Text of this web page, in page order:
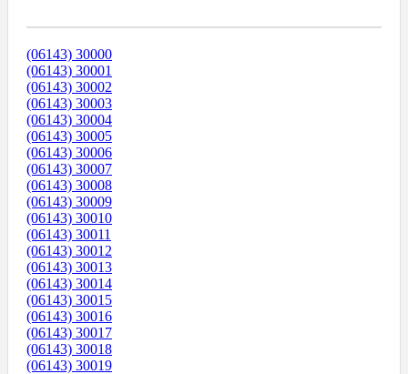
(06143) 30000
(06143) 30001
(06143) 30002
(06143) 30003
(06143) 30004
(06143) 30005
(06143) 30006
(06143) 30007
(06143) 30008
(06143) 30009
(06143) 30010
(06143) 30011
(06143) 30012
(06143) 30013
(06143) 30014
(06143) 30015
(06143) 30016
(06143) 30017
(06143) 30018
(06143) 30019